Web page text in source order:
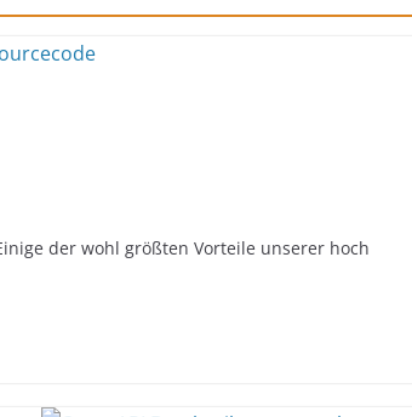
der wohl größten Vorteile unserer hoch